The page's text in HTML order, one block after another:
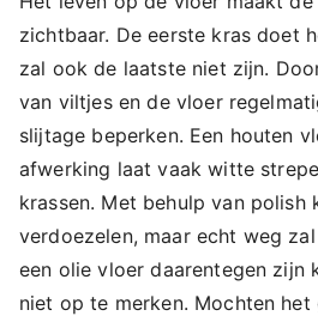
zichtbaar. De eerste kras doet
zal ook de laatste niet zijn.
van viltjes en de vloer
slijtage beperken. Een houten
afwerking laat vaak witte
krassen. Met behulp van polish
verdoezelen, maar echt weg
een olie vloer daarentegen zijn
niet op te merken. Mochten